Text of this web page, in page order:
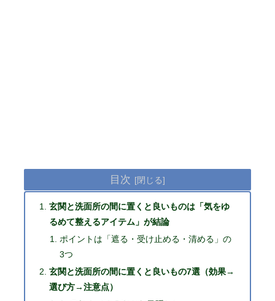
目次
玄関と洗面所の間に置くと良いものは「気をゆ
るめて整えるアイテム」が結論
ポイントは「遮る・受け止める・清める」の
3つ
玄関と洗面所の間に置くと良いもの7選（効果→
選び方→注意点）